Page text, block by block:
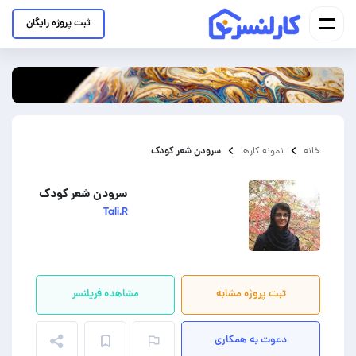
ثبت پروژه رایگان
خانه نمونه کارها سرودن شعر کودک
سرودن شعر کودک
Tali.R
ثبت پروژه مشابه
دعوت به همکاری
مشاهده فریلنسر